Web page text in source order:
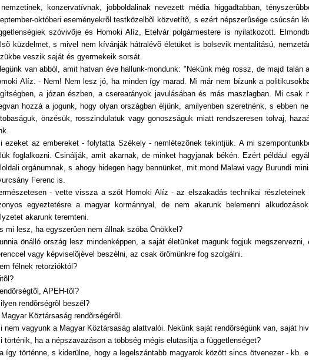
konzervatívnak, jobboldalinak nevezett média higgadtabban,
októberi eseményekrõl testközelbõl közvetítõ, s ezért népszerûsége csúcsán
szóvivõje és Homoki Alíz, Etelvár polgármestere is nyilatkozott.
küzdelmet, s mivel nem kívánják hátralévõ életüket is bolsevik mentalitású,
veszik saját és gyermekeik sorsát.
van abból, amit hatvan éve hallunk-mondunk: "Nekünk még rossz, de majd talán
Alíz. - Nem! Nem lesz jó, ha minden így marad. Mi már nem bízunk a
a józan észben, a cserearányok javulásában és más maszlagban. Mi csak
hozzá a jogunk, hogy olyan országban éljünk, amilyenben szeretnénk, s ebben
önzésük, rosszindulatuk vagy gonoszságuk miatt rendszeresen tolvaj,
ezeket az embereket - folytatta Székely - nemlétezõnek tekintjük. A mi
foglalkozni. Csinálják, amit akarnak, de minket hagyjanak békén. Ezért például
orgánumnak, s ahogy hidegen hagy bennünket, mit mond Malawi vagy Burundi
Ferenc is.
- vette vissza a szót Homoki Alíz - az elszakadás technikai
egyeztetésre a magyar kormánnyal, de nem akarunk belemenni
akarunk teremteni.
mi lesz, ha egyszerûen nem állnak szóba Önökkel?
önálló ország lesz mindenképpen, a saját életünket magunk fogjuk
vagy képviselõjével beszélni, az csak örömünkre fog szolgálni.
félnek retorzióktól?
APEH-tõl?
rendõrségrõl beszél?
Magyar Köztársaság rendõrségérõl.
nem vagyunk a Magyar Köztársaság alattvalói. Nekünk saját rendõrségünk van, saját
történik, ha a népszavazáson a többség mégis elutasítja a függetlenséget?
így történne, s kiderülne, hogy a legelszántabb magyarok között sincs ötvenezer - kb.